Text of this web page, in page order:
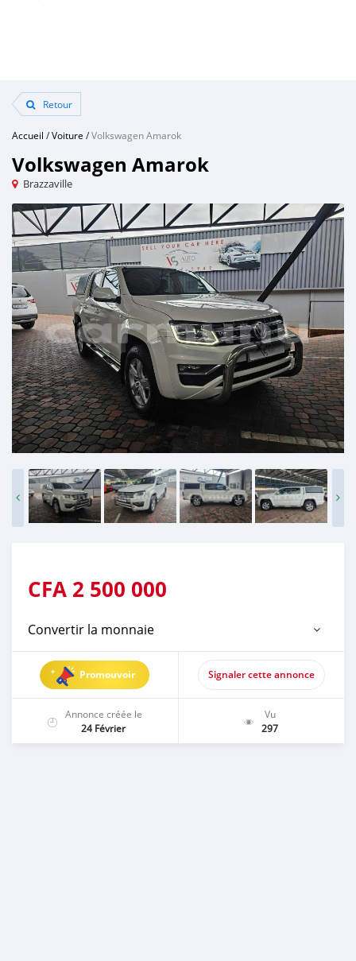
Retour
Accueil /Voiture /Volkswagen Amarok
Volkswagen Amarok
Brazzaville
CFA 2 500 000
Convertir la monnaie
Promouvoir Signaler cette annonce
Annonce créée le
24 Février
Vu
297